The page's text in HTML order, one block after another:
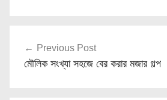
navigation
Previous Post
মৌলিক সংখ্যা সহজে বের করার মজার গল্প